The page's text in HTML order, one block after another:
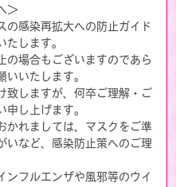
＞
の感染再拡大への防止ガイド
たします。
の場合もございますのであら
いいたします。
致しますが、何卒ご理解・ご
申し上げます。
かれましては、マスクをご準
いなど、感染防止策へのご理
ンフルエンザや風邪等のウイ